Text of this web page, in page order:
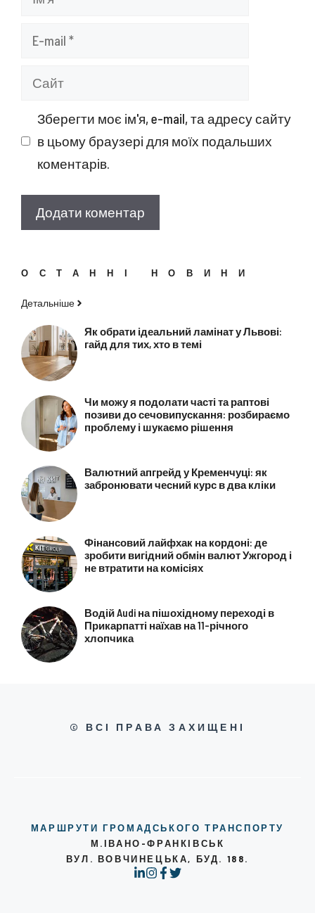
Сайт
Зберегти моє ім'я, e-mail, та адресу сайту
в цьому браузері для моїх подальших
коментарів.
ОСТАННІ НОВИНИ
Детальніше
Як обрати ідеальний ламінат у Львові:
гайд для тих, хто в темі
Чи можу я подолати часті та раптові
позиви до сечовипускання: розбираємо
проблему і шукаємо рішення
Валютний апгрейд у Кременчуці: як
забронювати чесний курс в два кліки
Фінансовий лайфхак на кордоні: де
зробити вигідний обмін валют Ужгород і
не втратити на комісіях
Водій Audi на пішохідному переході в
Прикарпатті наїхав на 11-річного
хлопчика
© ВСІ ПРАВА ЗАХИЩЕНІ
МАРШРУТИ ГРОМАДСЬКОГО ТРАНСПОРТУ
М.ІВАНО-ФРАНКІВСЬК
ВУЛ. ВОВЧИНЕЦЬКА, БУД. 188.